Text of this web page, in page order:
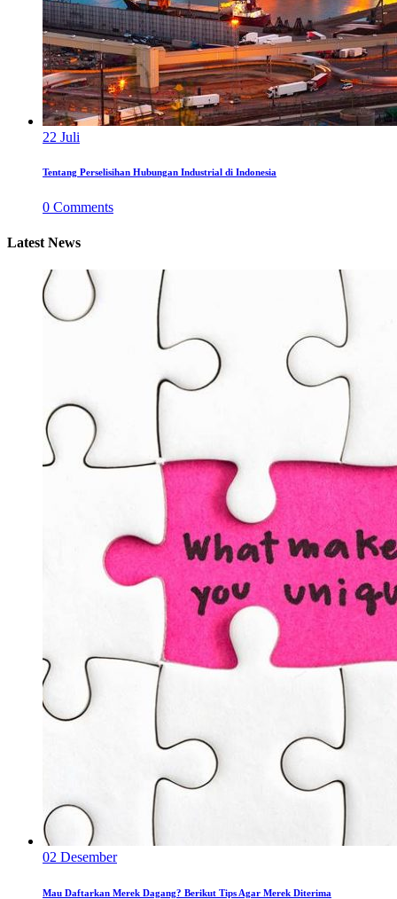
22 Juli
Tentang Perselisihan Hubungan Industrial di Indonesia
0 Comments
Latest News
02 Desember
Mau Daftarkan Merek Dagang? Berikut Tips Agar Merek Diterima